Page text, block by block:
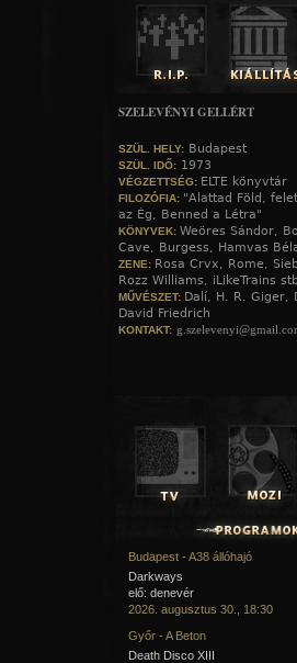
SZELEVÉNYI GELLÉRT
SZÜL. HELY: Budapest
SZÜL. IDŐ: 1973
VÉGZETTSÉG: ELTE könyvtár
FILOZÓFIA: "Alattad Föld,
az Ég, Benned a Létra"
KÖNYVEK: Weöres Sándor,
Cave, Burgess, Hamvas
ZENE: Rosa Crvx, Rome,
Rozz Williams, iLikeTrains
MŰVÉSZET: Dalí, H. R. Giger,
David Friedrich
KONTAKT:
Budapest - A38 állóhajó
Darkways
elő: denevér
2026. augusztus 30., 18:30
Győr - A Beton
Death Disco XIII